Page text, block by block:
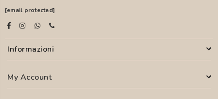
[email protected]
Informazioni
My Account